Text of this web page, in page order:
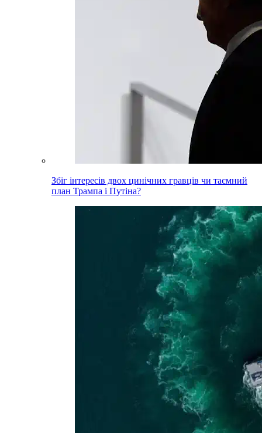
Збіг інтересів двох цинічних гравців чи таємний
план Трампа і Путіна?